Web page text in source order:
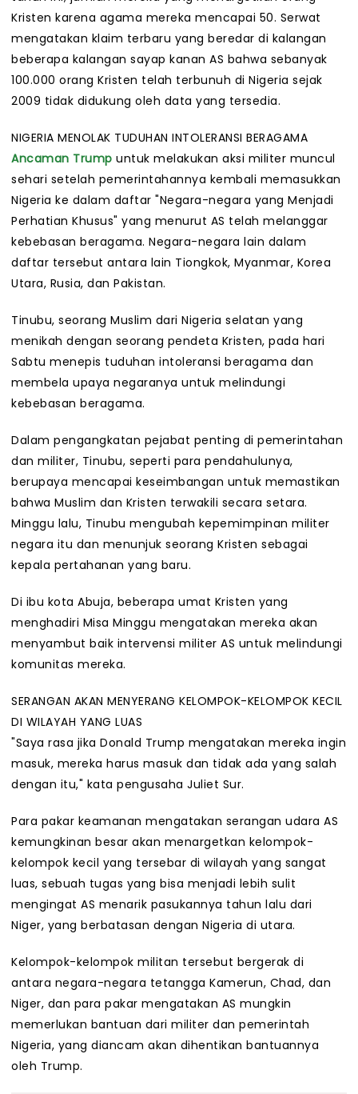
Kristen karena agama mereka mencapai 50. Serwat
mengatakan klaim terbaru yang beredar di kalangan
beberapa kalangan sayap kanan AS bahwa sebanyak
100.000 orang Kristen telah terbunuh di Nigeria sejak
2009 tidak didukung oleh data yang tersedia.
NIGERIA MENOLAK TUDUHAN INTOLERANSI BERAGAMA
Ancaman Trump untuk melakukan aksi militer muncul
sehari setelah pemerintahannya kembali memasukkan
Nigeria ke dalam daftar "Negara-negara yang Menjadi
Perhatian Khusus" yang menurut AS telah melanggar
kebebasan beragama. Negara-negara lain dalam
daftar tersebut antara lain Tiongkok, Myanmar, Korea
Utara, Rusia, dan Pakistan.
Tinubu, seorang Muslim dari Nigeria selatan yang
menikah dengan seorang pendeta Kristen, pada hari
Sabtu menepis tuduhan intoleransi beragama dan
membela upaya negaranya untuk melindungi
kebebasan beragama.
Dalam pengangkatan pejabat penting di pemerintahan
dan militer, Tinubu, seperti para pendahulunya,
berupaya mencapai keseimbangan untuk memastikan
bahwa Muslim dan Kristen terwakili secara setara.
Minggu lalu, Tinubu mengubah kepemimpinan militer
negara itu dan menunjuk seorang Kristen sebagai
kepala pertahanan yang baru.
Di ibu kota Abuja, beberapa umat Kristen yang
menghadiri Misa Minggu mengatakan mereka akan
menyambut baik intervensi militer AS untuk melindungi
komunitas mereka.
SERANGAN AKAN MENYERANG KELOMPOK-KELOMPOK KECIL
DI WILAYAH YANG LUAS
"Saya rasa jika Donald Trump mengatakan mereka ingin
masuk, mereka harus masuk dan tidak ada yang salah
dengan itu," kata pengusaha Juliet Sur.
Para pakar keamanan mengatakan serangan udara AS
kemungkinan besar akan menargetkan kelompok-
kelompok kecil yang tersebar di wilayah yang sangat
luas, sebuah tugas yang bisa menjadi lebih sulit
mengingat AS menarik pasukannya tahun lalu dari
Niger, yang berbatasan dengan Nigeria di utara.
Kelompok-kelompok militan tersebut bergerak di
antara negara-negara tetangga Kamerun, Chad, dan
Niger, dan para pakar mengatakan AS mungkin
memerlukan bantuan dari militer dan pemerintah
Nigeria, yang diancam akan dihentikan bantuannya
oleh Trump.